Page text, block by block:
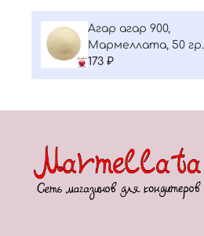
Агар агар 900,
Мармеллата, 50 гр.
173 ₽